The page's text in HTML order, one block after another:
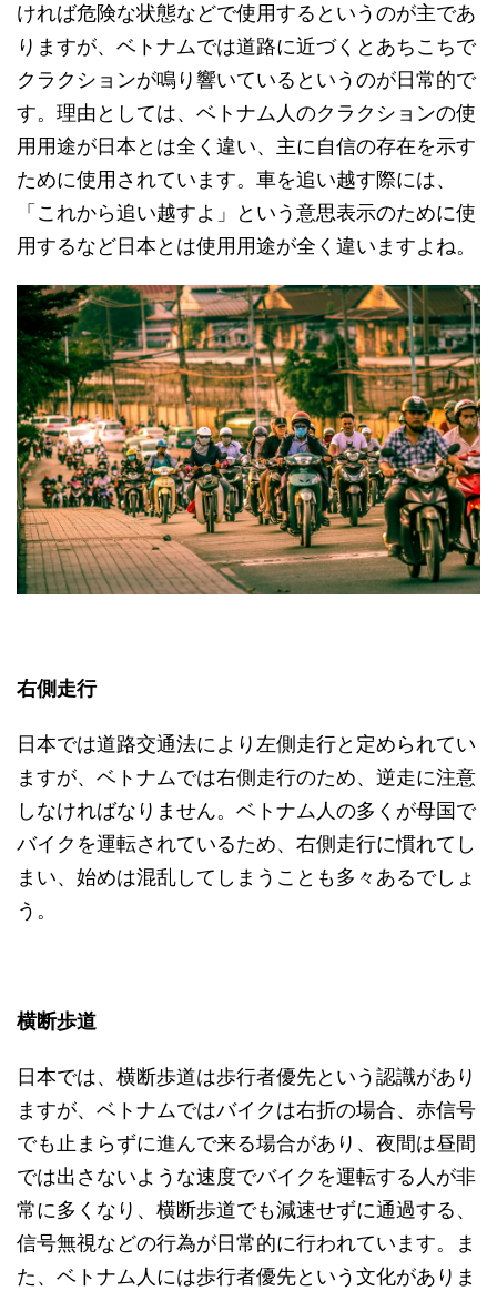
ければ危険な状態などで使用するというのが主であ
りますが、ベトナムでは道路に近づくとあちこちで
クラクションが鳴り響いているというのが日常的で
す。理由としては、ベトナム人のクラクションの使
用用途が日本とは全く違い、主に自信の存在を示す
ために使用されています。車を追い越す際には、
「これから追い越すよ」という意思表示のために使
用するなど日本とは使用用途が全く違いますよね。
右側走行
日本では道路交通法により左側走行と定められてい
ますが、ベトナムでは右側走行のため、逆走に注意
しなければなりません。ベトナム人の多くが母国で
バイクを運転されているため、右側走行に慣れてし
まい、始めは混乱してしまうことも多々あるでしょ
う。
横断歩道
日本では、横断歩道は歩行者優先という認識があり
ますが、ベトナムではバイクは右折の場合、赤信号
でも止まらずに進んで来る場合があり、夜間は昼間
では出さないような速度でバイクを運転する人が非
常に多くなり、横断歩道でも減速せずに通過する、
信号無視などの行為が日常的に行われています。ま
た、ベトナム人には歩行者優先という文化がありま